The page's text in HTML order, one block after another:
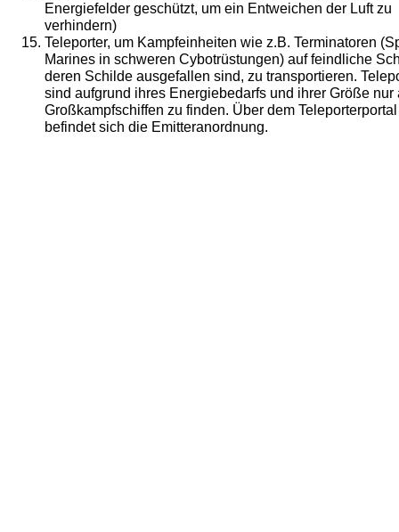
Energiefelder geschützt, um ein Entweichen der Luft zu
verhindern)
Teleporter, um Kampfeinheiten wie z.B. Terminatoren
Marines in schweren Cybotrüstungen) auf feindliche
deren Schilde ausgefallen sind, zu transportieren.
sind aufgrund ihres Energiebedarfs und ihrer Größe nur
Großkampfschiffen zu finden. Über dem Teleporterportal
befindet sich die Emitteranordnung.